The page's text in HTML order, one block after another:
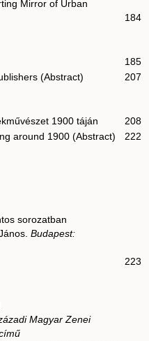
Mirror of Urban
184
185
(Abstract)
207
1900 táján
208
around 1900 (Abstract)
222
sorozatban
Budapest:
223
Magyar Zenei